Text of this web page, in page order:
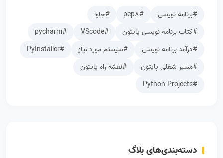
#برنامه نویسی #pep8
#جاوا
#کتاب برنامه نویسی پایتون
#VScode
#pycharm
#درآمد برنامه نویسی
#سیستم مورد نیاز
#PyInstaller
#مسیر شغلی پایتون
#نقشه راه پایتون
#Python Projects
دسته‌بندی‌های بلاگ